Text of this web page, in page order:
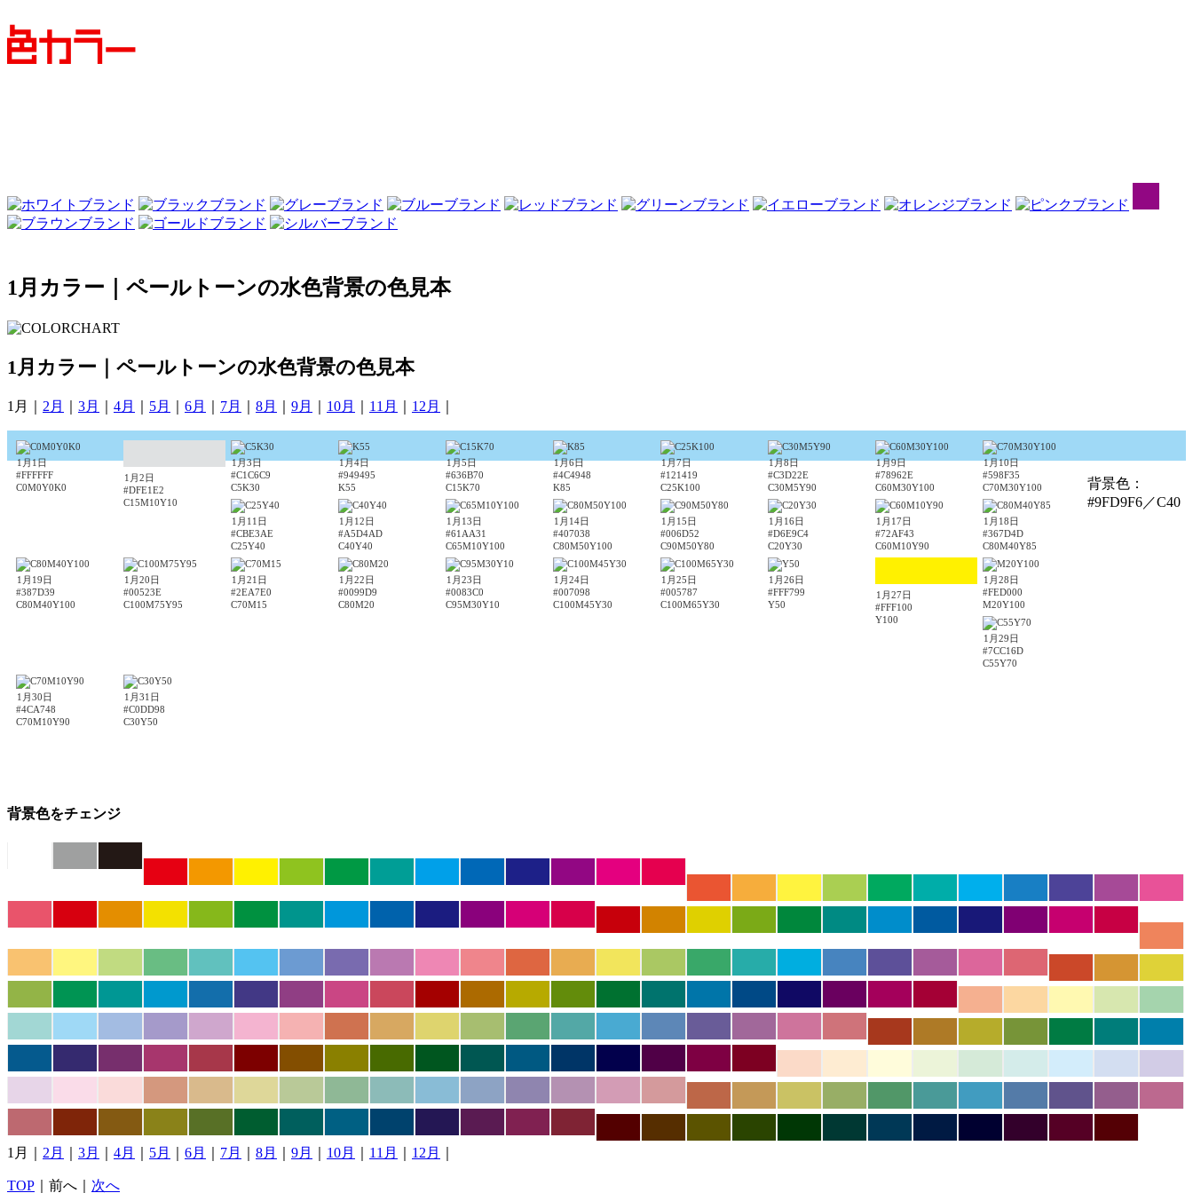
1月カラー｜ペールトーンの水色背景の色見本
1月カラー｜ペールトーンの水色背景の色見本
1月｜ 2月 3月 4月 5月 6月 7月 8月 9月 10月 11月 12月
1月1日
#FFFFFF
C0M0Y0K0
1月2日
#DFE1E2
C15M10Y10
1月3日
#C1C6C9
C5K30
1月4日
#949495
K55
1月5日
#636B70
C15K70
1月6日
#4C4948
K85
1月7日
#121419
C25K100
1月8日
#C3D22E
C30M5Y90
1月9日
#78962E
C60M30Y100
1月10日
#598F35
C70M30Y100
1月11日
#CBE3AE
C25Y40
1月12日
#A5D4AD
C40Y40
1月13日
#61AA31
C65M10Y100
1月14日
#407038
C80M50Y100
1月15日
#006D52
C90M50Y80
1月16日
#D6E9C4
C20Y30
1月17日
#72AF43
C60M10Y90
1月18日
#367D4D
C80M40Y85
1月19日
#387D39
C80M40Y100
1月20日
#00523E
C100M75Y95
1月21日
#2EA7E0
C70M15
1月22日
#0099D9
C80M20
1月23日
#0083C0
C95M30Y10
1月24日
#007098
C100M45Y30
1月25日
#005787
C100M65Y30
1月26日
#FFF799
Y50
1月27日
#FFF100
Y100
1月28日
#FED000
M20Y100
1月29日
#7CC16D
C55Y70
1月30日
#4CA748
C70M10Y90
1月31日
#C0DD98
C30Y50
背景色：
#9FD9F6／C40
背景色をチェンジ
1月｜ 2月 3月 4月 5月 6月 7月 8月 9月 10月 11月 12月
TOP ｜前へ｜ 次へ